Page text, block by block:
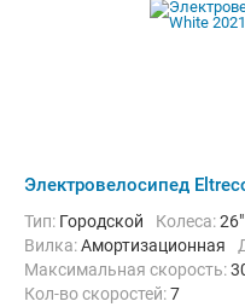
Электровелосипед
Тип: Городской Колеса:26"
Вилка:Амортизационная
Максимальная скорость:
Кол-во скоростей:7